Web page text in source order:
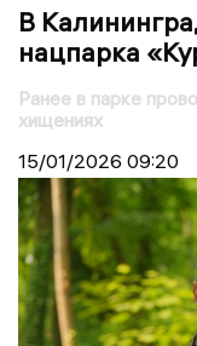
В
нацпарка
Ранее в парке
хищениях
15/01/2026 09:20